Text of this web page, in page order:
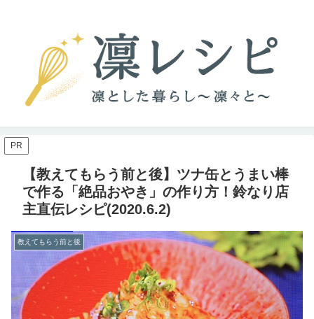
PR
【教えてもらう前と後】ツナ缶とうまい棒
で作る「絶品おやき」の作り方！鈴なり店
主直伝レシピ(2020.6.2)
教えてもらう前と後